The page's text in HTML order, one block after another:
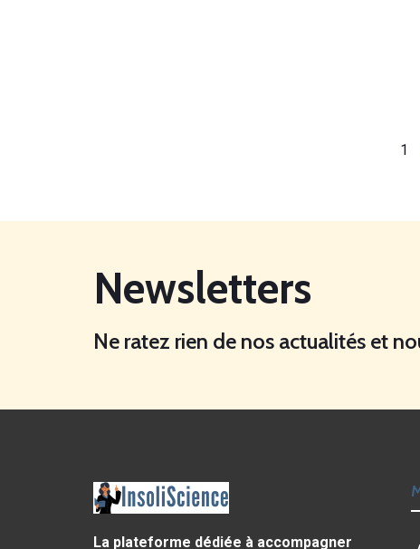
1
Newsletters
Ne ratez rien de nos actualités et
La plateforme dédiée à accompagner